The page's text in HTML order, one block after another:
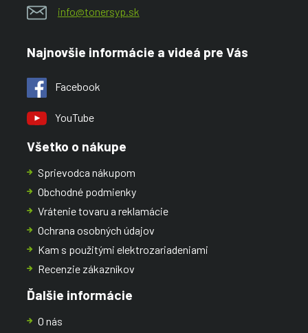
info@tonersyp.sk
Najnovšie informácie a videá pre Vás
Facebook
YouTube
Všetko o nákupe
Sprievodca nákupom
Obchodné podmienky
Vrátenie tovaru a reklamácie
Ochrana osobných údajov
Kam s použitými elektrozariadeniami
Recenzie zákazníkov
Ďalšie informácie
O nás